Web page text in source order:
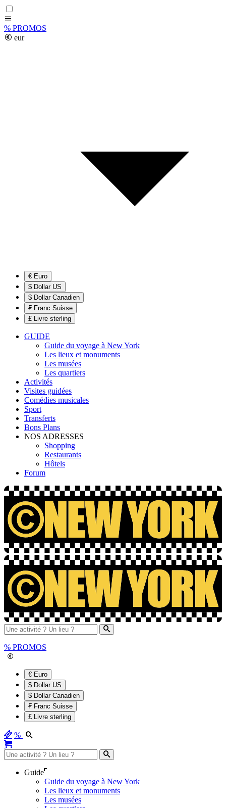
% PROMOS
eur
€ Euro
$ Dollar US
$ Dollar Canadien
₣ Franc Suisse
£ Livre sterling
GUIDE
Guide du voyage à New York
Les lieux et monuments
Les musées
Les quartiers
Activités
Visites guidées
Comédies musicales
Sport
Transferts
Bons Plans
NOS ADRESSES
Shopping
Restaurants
Hôtels
Forum
% PROMOS
€ Euro
$ Dollar US
$ Dollar Canadien
₣ Franc Suisse
£ Livre sterling
%
Guide
Guide du voyage à New York
Les lieux et monuments
Les musées